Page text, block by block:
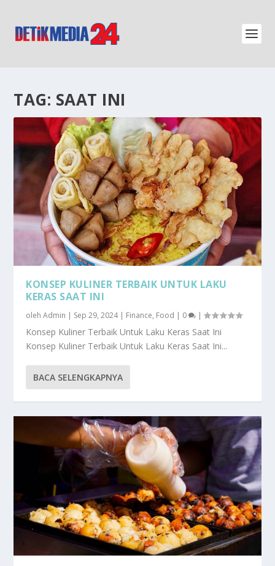
TAG: SAAT INI
KONSEP KULINER TERBAIK UNTUK LAKU
KERAS SAAT INI
olehAdmin | Sep 29, 2024| Finance, Food | 0 |
Konsep Kuliner Terbaik Untuk Laku Keras Saat Ini
Konsep Kuliner Terbaik Untuk Laku Keras Saat Ini...
BACA SELENGKAPNYA